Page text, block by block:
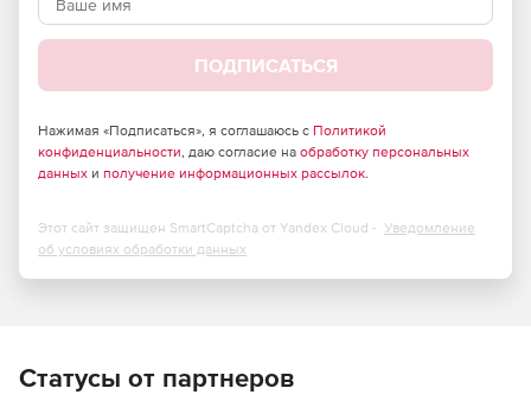
Основные особенности:
Наилучшие расписания выполнения работ и
Возможность не только задания длительности, но и
планирования сроков исполнения работ исходя из их
объемов и производительности назначенных
Возможность автоматического назначения ресурсов,
Возможность создания и использования в проектах
ПОДПИСАТЬСЯ
Нажимая «Подписаться», я соглашаюсь с Политикой
конфиденциальности, даю согласие на обработку персональных
данных и получение информационных рассылок.
Этот сайт защищен SmartCaptcha от Yandex Cloud - Уведомление
об условиях обработки данных
Статусы от партнеров